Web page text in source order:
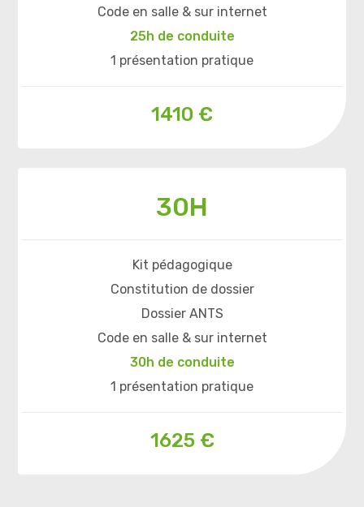
Code en salle & sur internet
25h de conduite
1 présentation pratique
1410 €
30H
Kit pédagogique
Constitution de dossier
Dossier ANTS
Code en salle & sur internet
30h de conduite
1 présentation pratique
1625 €